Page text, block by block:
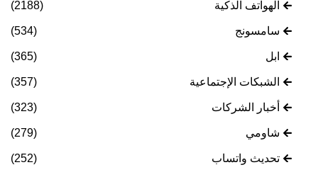
الهواتف الذكية (2188)
سامسونج (534)
ابل (365)
الشبكات الإجتماعية (357)
أخبار الشركات (323)
شاومي (279)
تحديث واتساب (252)